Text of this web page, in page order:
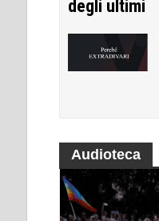
degli ultimi
Audioteca